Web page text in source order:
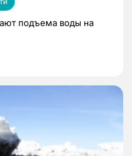
подъема воды на